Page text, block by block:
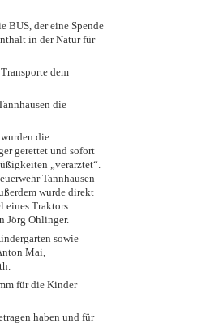
BUS, der eine Spende
in der Natur für
dem
die
die
gerettet und sofort
„verarztet“.
Tannhausen
wurde direkt
eines Traktors
Jörg Ohlinger.
sowie
Mai,
für die Kinder
haben und für